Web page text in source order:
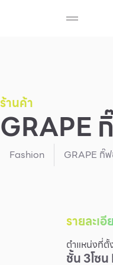
ร้านค้า
GRAPE
Fashion GRAPE กิ๊
รายละเ
ตำแหน่งที่ตั้
ชั้น3โซน